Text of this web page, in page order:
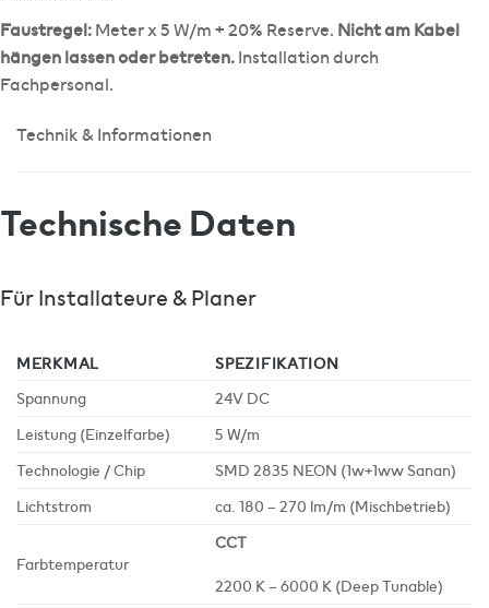
Faustregel:Meter x 5 W/m + 20% Reserve. Nicht am Kabel
hängen lassen oder betreten.Installation durch
Fachpersonal.
Technik & Informationen
Technische Daten
Für Installateure & Planer
MERKMAL
SPEZIFIKATION
Spannung
24V DC
Leistung (Einzelfarbe)
5 W/m
Technologie / Chip
SMD 2835 NEON (1w+1ww Sanan)
Lichtstrom
ca. 180 – 270 lm/m (Mischbetrieb)
Farbtemperatur
CCT
2200 K – 6000 K (Deep Tunable)